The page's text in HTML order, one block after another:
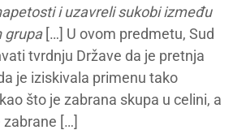
i uzavreli sukobi između
grupa[…] U ovom predmetu, Sud
tvrdnju Države da je pretnja
je iziskivala primenu tako
što je zabrana skupa u celini, a
zabrane […]